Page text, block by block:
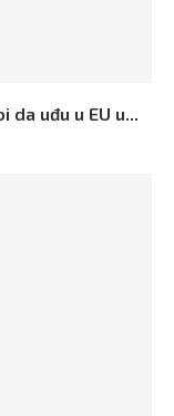
da uđu u EU u...